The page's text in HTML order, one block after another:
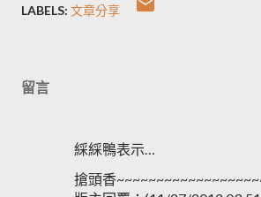
LABELS: 文章分享
留言
綵綵鴨表示…
搶頭香